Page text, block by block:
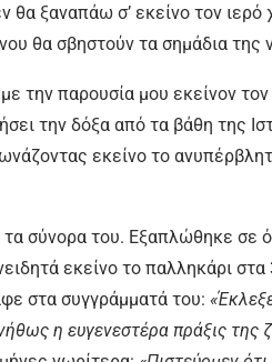
θα ξαναπάω σ’ εκείνο τον
θα σβηστούν τα σημάδια της
την παρουσία μου εκείνον
την δόξα από τα βάθη της
εκείνο το
σύνορα του. Εξαπλώθηκε σε
εκείνο το παλληκάρι στα
στα συγγράμματά του:
η ευγενεστέρα πράξις της